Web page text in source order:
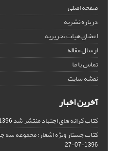
صفحه اصلی
درباره نشریه
اعضای هیات تحریریه
ارسال مقاله
تماس با ما
نقشه سایت
آخرین اخبار
کتاب کرانه های اجتهاد منتشر شد12-21
کتاب جستار ویژه اشعار؛ مجموعه
1396-07-27